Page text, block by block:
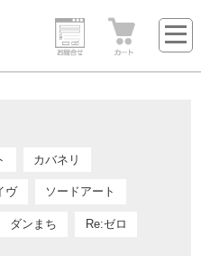
カバネリ
ヴ ソードアート
ダンまち Re:ゼロ